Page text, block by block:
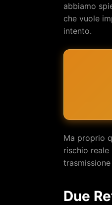
abbiamo
che vuole
intento.
Ma proprio
rischio
Due